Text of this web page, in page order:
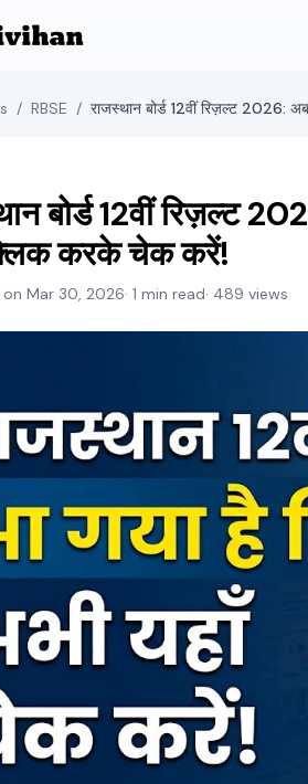
/ RBSE /
बोर्ड 12वीं रिज़ल्ट
करके चेक करें!
on Mar 30, 2026· 1 min read· 489 views